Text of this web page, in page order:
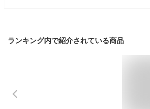
ランキング内で紹介されている商品